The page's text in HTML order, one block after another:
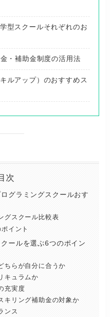
型スクールそれぞれのお
・補助金制度の活用法
ルアップ）のおすすめス
次
グラミングスクールおす
グスクール比較表
イント
ールを選ぶ6つのポイン
ちらが自分に合うか
キュラムか
充実度
キリング補助金の対象か
ンス